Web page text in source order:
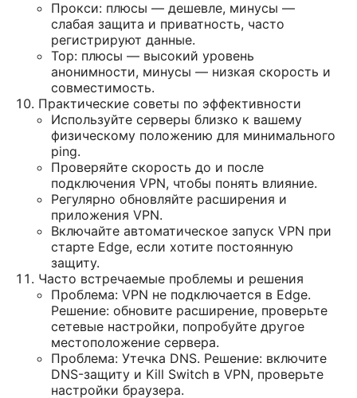
Прокси: плюсы — дешевле, минусы —
слабая защита и приватность, часто
регистрируют данные.
Тор: плюсы — высокий уровень
анонимности, минусы — низкая скорость и
совместимость.
Практические советы по эффективности
Используйте серверы близко к вашему
физическому положению для минимального
ping.
Проверяйте скорость до и после
подключения VPN, чтобы понять влияние.
Регулярно обновляйте расширения и
приложения VPN.
Включайте автоматическое запуск VPN при
старте Edge, если хотите постоянную
защиту.
Часто встречаемые проблемы и решения
Проблема: VPN не подключается в Edge.
Решение: обновите расширение, проверьте
сетевые настройки, попробуйте другое
местоположение сервера.
Проблема: Утечка DNS. Решение: включите
DNS-защиту и Kill Switch в VPN, проверьте
настройки браузера.